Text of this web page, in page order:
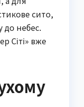
сито,
до небес.
Сіті» вже